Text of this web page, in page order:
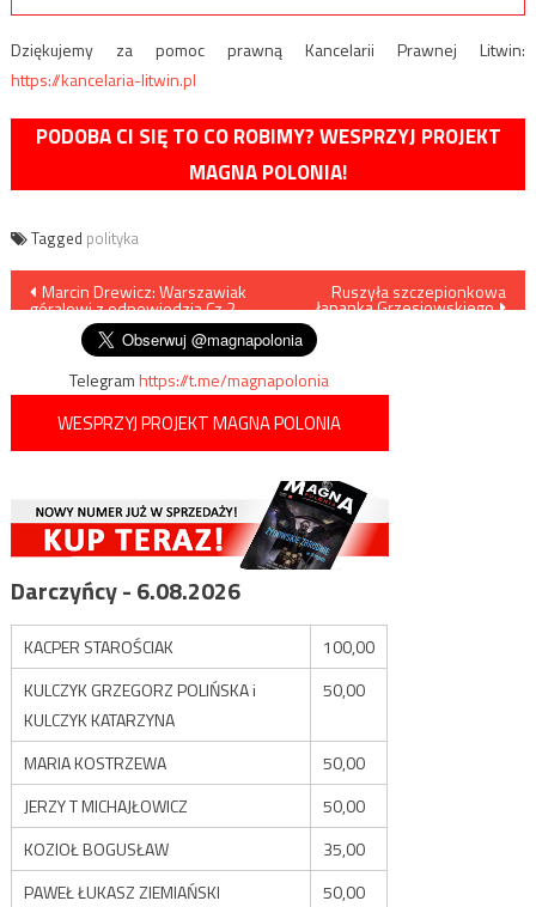
Dziękujemy za pomoc prawną Kancelarii Prawnej Litwin:
https://kancelaria-litwin.pl
PODOBA CI SIĘ TO CO ROBIMY? WESPRZYJ PROJEKT
MAGNA POLONIA!
Tagged polityka
Nawigacja
wpisu
Marcin Drewicz: Warszawiak
góralowi z odpowiedzią Cz.2
Ruszyła szczepionkowa
łapanka Grzesiowskiego
Telegramhttps://t.me/magnapolonia
WESPRZYJ PROJEKT MAGNA POLONIA
Darczyńcy - 6.08.2026
KACPER STAROŚCIAK
100,00
KULCZYK GRZEGORZ POLIŃSKA i
KULCZYK KATARZYNA
50,00
MARIA KOSTRZEWA
50,00
JERZY T MICHAJŁOWICZ
50,00
KOZIOŁ BOGUSŁAW
35,00
PAWEŁ ŁUKASZ ZIEMIAŃSKI
50,00